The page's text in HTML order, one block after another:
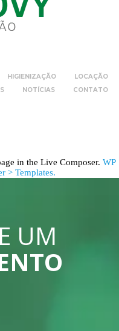
HIGIENIZAÇÃO
LOCAÇÃO
NOTÍCIAS CONTATO
in the Live Composer. WP
> Templates.
UM